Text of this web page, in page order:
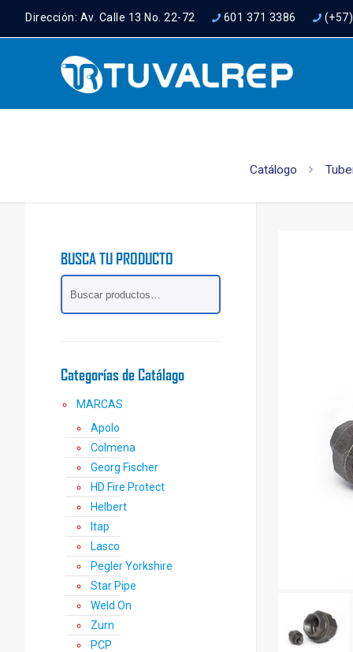
Dirección: Av. Calle 13 No. 22-72 601 371 3386
Catálogo
BUSCA TU PRODUCTO
Categorías de Catálago
MARCAS
Apolo
Colmena
Georg Fischer
HD Fire Protect
Helbert
Itap
Lasco
Pegler Yorkshire
Star Pipe
Weld On
Zurn
PCP